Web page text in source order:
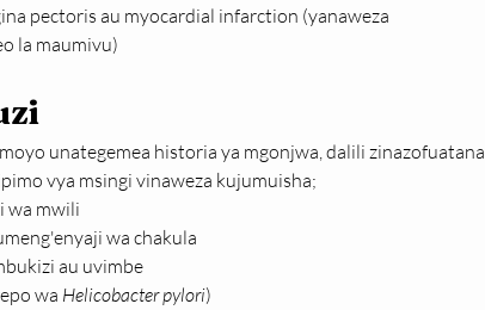
pectoris au myocardial infarction (yanaweza
la maumivu)
unategemea historia ya mgonjwa, dalili zinazofuatana
vya msingi vinaweza kujumuisha;
wa mwili
wa chakula
au uvimbe
wa Helicobacter pylori)